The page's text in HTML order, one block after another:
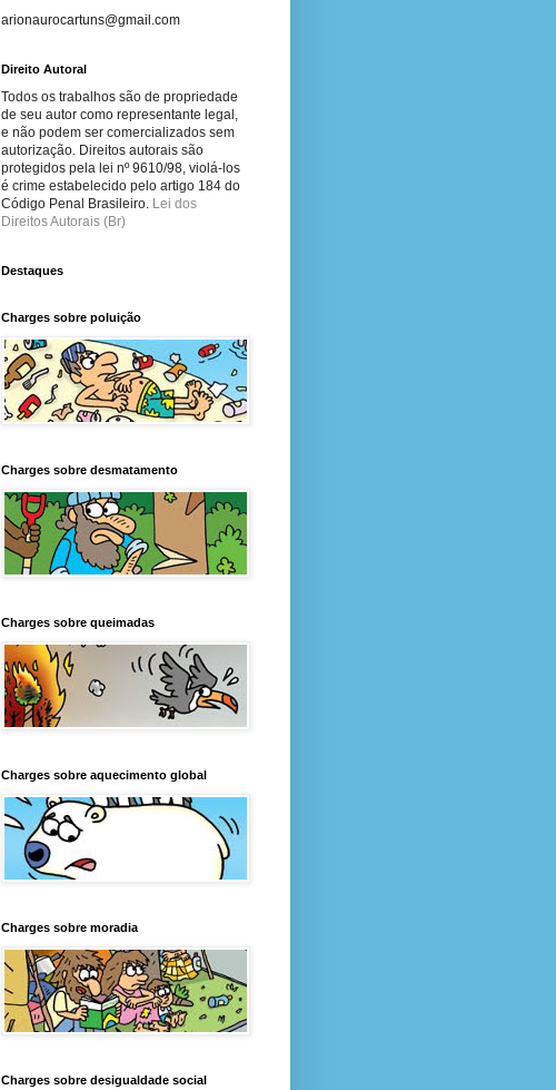
arionaurocartuns@gmail.com
Direito Autoral
Todos os trabalhos são de propriedade
de seu autor como representante legal,
e não podem ser comercializados sem
autorização. Direitos autorais são
protegidos pela lei nº 9610/98, violá-los
é crime estabelecido pelo artigo 184 do
Código Penal Brasileiro. Lei dos
Direitos Autorais (Br)
Destaques
Charges sobre poluição
Charges sobre desmatamento
Charges sobre queimadas
Charges sobre aquecimento global
Charges sobre moradia
Charges sobre desigualdade social